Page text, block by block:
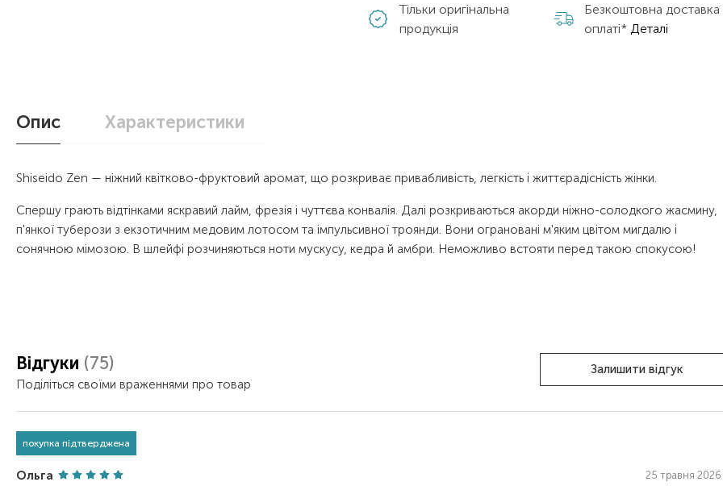
Тільки оригінальна
продукція
Безкоштовна
оплаті* Деталі
Опис
Shiseido Zen — ніжний квітково-фруктовий аромат, що розкриває привабливість, легкість і життєрадісність жінки.
Спершу грають відтінками яскравий лайм, фрезія і чуттєва конвалія. Далі розкриваються акорди ніжно-солодкого жасмину,
п'янкої туберози з екзотичним медовим лотосом та імпульсивної троянди. Вони ограновані м'яким цвітом мигдалю і
сонячною мімозою. В шлейфі розчиняються ноти мускусу, кедра й амбри. Неможливо встояти перед такою спокусою!
Характеристики
Відгуки (75)
Поділіться своїми враженнями про товар
Залишити відгук
покупка підтверджена
Ольга 25 травня 2026